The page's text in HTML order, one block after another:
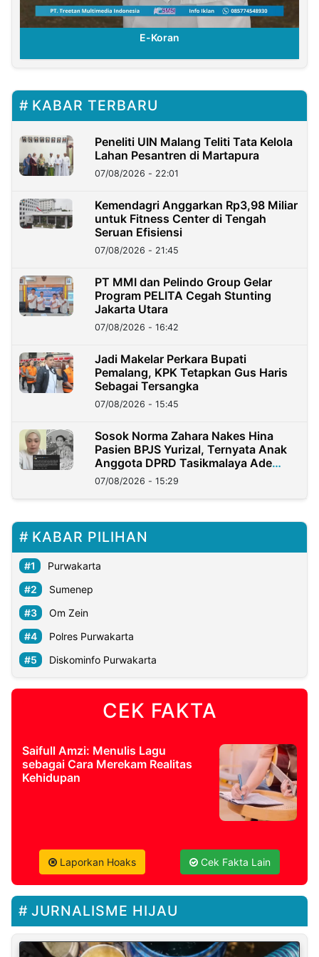
E-Koran
KABAR TERBARU
Peneliti UIN Malang Teliti Tata Kelola
Lahan Pesantren di Martapura
07/08/2026 - 22:01
Kemendagri Anggarkan Rp3,98 Miliar
untuk Fitness Center di Tengah
Seruan Efisiensi
07/08/2026 - 21:45
PT MMI dan Pelindo Group Gelar
Program PELITA Cegah Stunting
Jakarta Utara
07/08/2026 - 16:42
Jadi Makelar Perkara Bupati
Pemalang, KPK Tetapkan Gus Haris
Sebagai Tersangka
07/08/2026 - 15:45
Sosok Norma Zahara Nakes Hina
Pasien BPJS Yurizal, Ternyata Anak
Anggota DPRD Tasikmalaya Ade
Lukman
07/08/2026 - 15:29
KABAR PILIHAN
Purwakarta
Sumenep
Om Zein
Polres Purwakarta
Diskominfo Purwakarta
CEK FAKTA
Saifull Amzi: Menulis Lagu
sebagai Cara Merekam Realitas
Kehidupan
Laporkan Hoaks Cek Fakta Lain
JURNALISME HIJAU